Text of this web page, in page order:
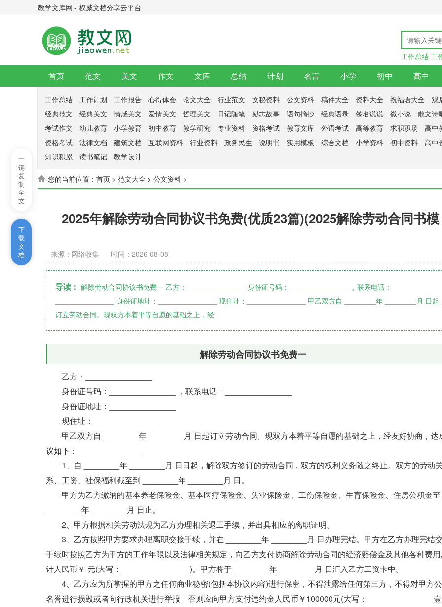
教学文库网 - 权威文档分享云平台
工作总结 工
首页 范文 美文 作文 文库 总结 计划 名言 小学 初中 高中
工作总结 工作计划 工作报告 心得体会 论文大全 行业范文 文秘资料 公文资料 稿件大全 资料大全 祝福语大全 观
经典范文
经典美文 情感美文 爱情美文 哲理美文 日记随笔 励志故事 语句摘抄 经典语录 签名说说 微小说 散文诗
考试作文
幼儿教育 小学教育 初中教育 教学研究 专业资料 资格考试 教育文库 外语考试 高等教育 求职职场 高中
资格考试
法律文档 建筑文档 互联网资料 行业资料 政务民生 说明书 实用模板 综合文档 小学资料 初中资料 高中
知识积累
读书笔记 教学设计
您的当前位置： 首页 > 范文大全 > 公文资料 >
2025年解除劳动合同协议书免费(优质23篇)(2025解除劳动合同书模
来源：网络收集 时间：2026-08-08
导读： 解除劳动合同协议书免费一 乙方：_______________ 身份证号码：_______________ ，联系电话：
_______________ 身份证地址：_______________ 现住址：_______________ 甲乙双方自 ________年 ________月 日起
订立劳动合同。现双方本着平等自愿的基础之上，经
解除劳动合同协议书免费一
乙方：_______________
身份证号码：_______________ ，联系电话：_______________
身份证地址：_______________
现住址：_______________
甲乙双方自 ________年 ________月 日起订立劳动合同。现双方本着平等自愿的基础之上，经友好协商，达
议如下：_______________
1、自 ________年 ________月 日日起，解除双方签订的劳动合同，双方的权利义务随之终止。双方的劳动关
系、工资、社保福利截至到 ________年 ________月 日。
甲方为乙方缴纳的基本养老保险金、基本医疗保险金、失业保险金、工伤保险金、生育保险金、住房公积金至
________年 ________月 日止。
2、甲方根据相关劳动法规为乙方办理相关退工手续，并出具相应的离职证明。
3、乙方按照甲方要求办理离职交接手续，并在 ________年 ________月 日办理完结。甲方在乙方办理完结
手续时按照乙方为甲方的工作年限以及法律相关规定，向乙方支付协商解除劳动合同的经济赔偿金及其他各种费
计人民币￥ 元(大写：_______________ )。甲方将于 ________年 ________月 日汇入乙方工资卡中。
4、乙方应为所掌握的甲方之任何商业秘密(包括本协议内容)进行保密，不得泄露给任何第三方，不得对甲方
名誉进行损毁或者向行政机关进行举报，否则应向甲方支付违约金人民币￥100000元(大写：_______________
一
键
复
制
全
文
下
载
文
档